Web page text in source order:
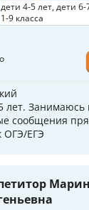
дети 4-5 лет, дети
1-9 класса
Занимаюсь
сообщения
ОГЭ/ЕГЭ